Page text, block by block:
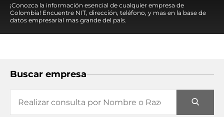
¡Conozca la información esencial de cualquier empresa de
Colombia! Encuentre NIT, dirección, teléfono, y mas en la base de
datos empresarial mas grande del país.
Buscar empresa